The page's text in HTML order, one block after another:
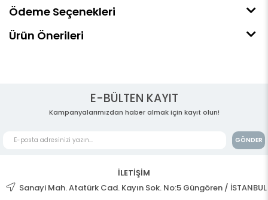
Ödeme Seçenekleri
Ürün Önerileri
E-BÜLTEN KAYIT
Kampanyalarımızdan haber almak için kayıt olun!
GÖNDER
İLETİŞİM
Sanayi Mah. Atatürk Cad. Kayın Sok. No:5 Güngören / İSTANBUL